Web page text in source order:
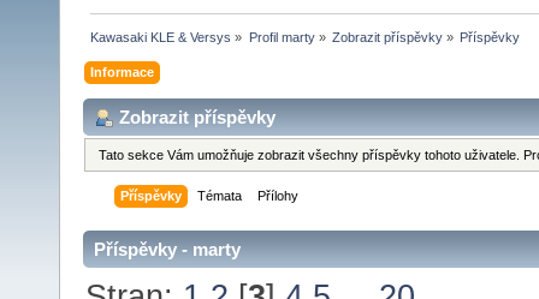
Kawasaki KLE & Versys » Profil marty» Zobrazit příspěvky» Příspěvky
Informace
Zobrazit příspěvky
Tato sekce Vám umožňuje zobrazit všechny příspěvky tohoto uživatele.
Příspěvky Témata Přílohy
Příspěvky - marty